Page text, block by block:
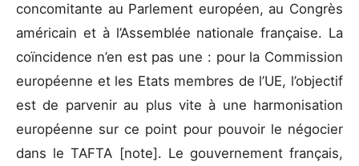
concomitante au Parlement européen, au Congrès
américain et à l’Assemblée nationale française. La
coïncidence n’en est pas une : pour la Commission
européenne et les Etats membres de l’UE, l’objectif
est de parvenir au plus vite à une harmonisation
européenne sur ce point pour pouvoir le négocier
dans le TAFTA [note]. Le gouvernement français,